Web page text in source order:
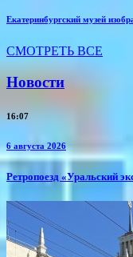
Екатеринбургский музей
СМОТРЕТЬ ВСЕ
Новости
16:07
6 августа 2026
​Ретропоезд «Уральский